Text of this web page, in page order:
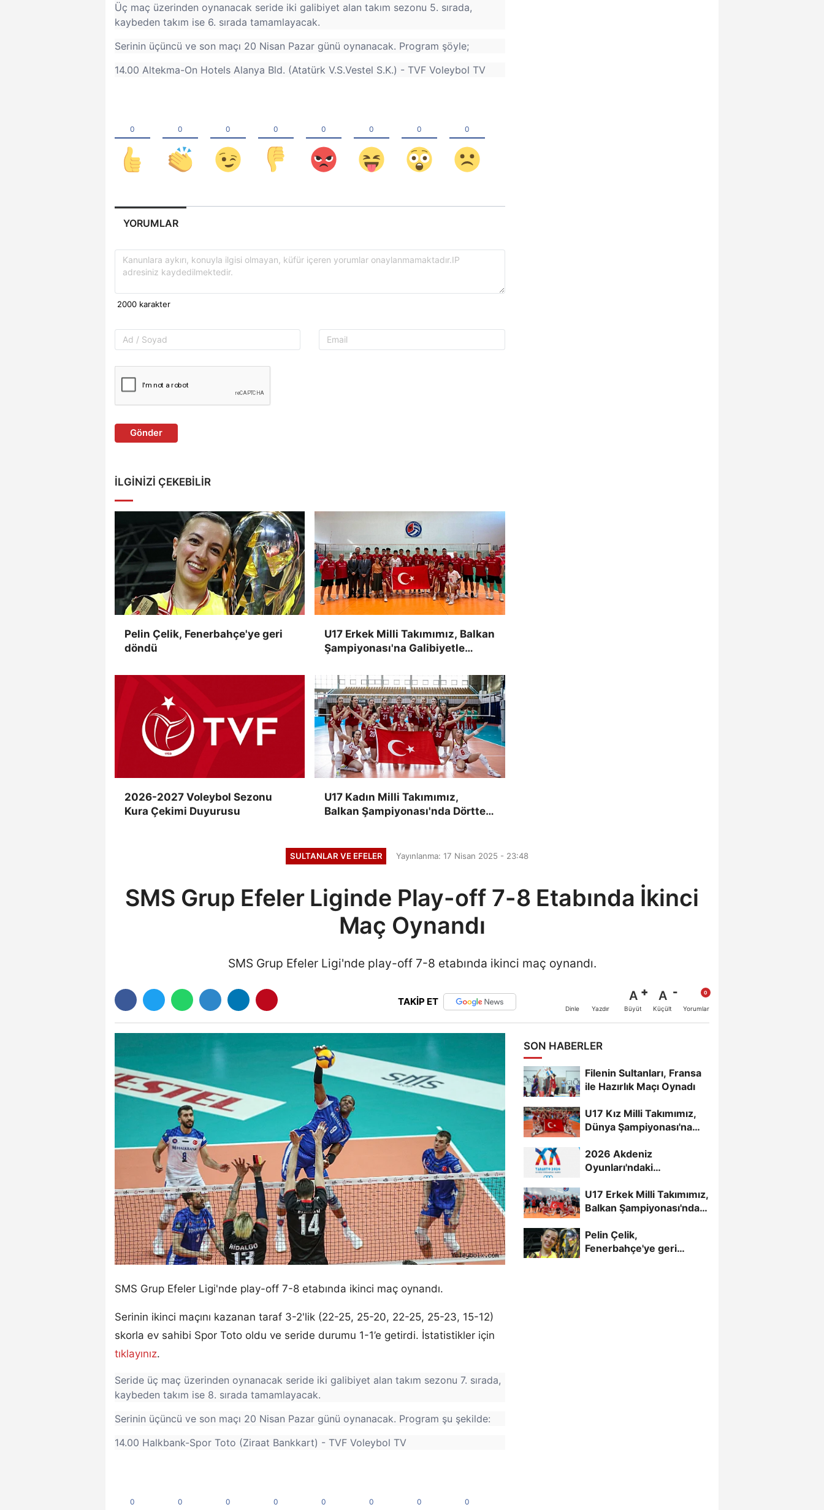
Üç maç üzerinden oynanacak seride iki galibiyet alan takım sezonu 5. sırada,
kaybeden takım ise 6. sırada tamamlayacak.
Serinin üçüncü ve son maçı 20 Nisan Pazar günü oynanacak. Program şöyle;
14.00 Altekma-On Hotels Alanya Bld. (Atatürk V.S.Vestel S.K.) - TVF Voleybol TV
YORUMLAR
Gönder
İLGINIZI ÇEKEBILIR
Pelin Çelik, Fenerbahçe'ye geri
döndü
U17 Erkek Milli Takımımız, Balkan
Şampiyonası'na Galibiyetle
2026-2027 Voleybol Sezonu
Kura Çekimi Duyurusu
U17 Kadın Milli Takımımız,
Balkan Şampiyonası'nda Dörtte
SULTANLAR VE EFELER Yayınlanma: 17 Nisan 2025 - 23:48
SMS Grup Efeler Liginde Play-off 7-8 Etabında İkinci
Maç Oynandı
SMS Grup Efeler Ligi'nde play-off 7-8 etabında ikinci maç oynandı.
TAKİP ET
Dinle Yazdır
A
Büyüt
A
Küçült Yorumlar
SMS Grup Efeler Ligi'nde play-off 7-8 etabında ikinci maç oynandı.
Serinin ikinci maçını kazanan taraf 3-2'lik (22-25, 25-20, 22-25, 25-23, 15-12)
skorla ev sahibi Spor Toto oldu ve seride durumu 1-1’e getirdi. İstatistikler için
tıklayınız.
Seride üç maç üzerinden oynanacak seride iki galibiyet alan takım sezonu 7. sırada,
kaybeden takım ise 8. sırada tamamlayacak.
Serinin üçüncü ve son maçı 20 Nisan Pazar günü oynanacak. Program şu şekilde:
14.00 Halkbank-Spor Toto (Ziraat Bankkart) - TVF Voleybol TV
SON HABERLER
Filenin Sultanları, Fransa
ile Hazırlık Maçı Oynadı
U17 Kız Milli Takımımız,
Dünya Şampiyonası'na
2026 Akdeniz
Oyunları'ndaki
U17 Erkek Milli Takımımız,
Balkan Şampiyonası'nda
Pelin Çelik,
Fenerbahçe'ye geri